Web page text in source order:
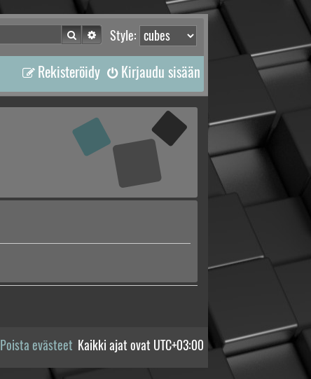
Style:
Etsi Tarkennettu haku
Kirjaudu sisään
Rekisteröidy
Kaikki ajat ovat UTC+03:00
Poista evästeet